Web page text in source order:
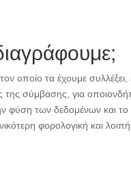
οποίο τα έχουμε συλλέξει,
σύμβασης, για
φύση των δεδομένων και
φορολογική και λοιπή